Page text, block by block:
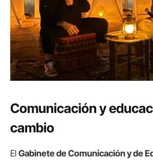
Comunicación y
cambio
El Gabinete de Comunicación y de